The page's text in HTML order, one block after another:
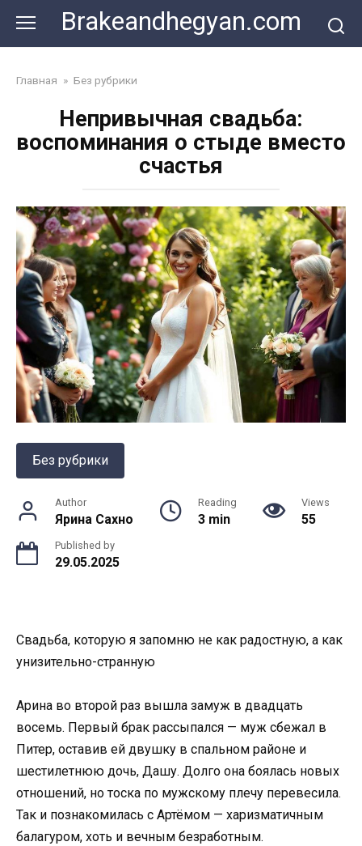
content
Brakeandhegyan.com
Главная » Без рубрики
Непривычная свадьба:
воспоминания о стыде вместо
счастья
Без рубрики
Author
Ярина Сахно
Reading
3 min
Views
55
Published by
29.05.2025
Свадьба, которую я запомню не как радостную, а как
унизительно-странную
Арина во второй раз вышла замуж в двадцать
восемь. Первый брак рассыпался — муж сбежал в
Питер, оставив ей двушку в спальном районе и
шестилетнюю дочь, Дашу. Долго она боялась новых
отношений, но тоска по мужскому плечу перевесила.
Так и познакомилась с Артёмом — харизматичным
балагуром, хоть и вечным безработным.